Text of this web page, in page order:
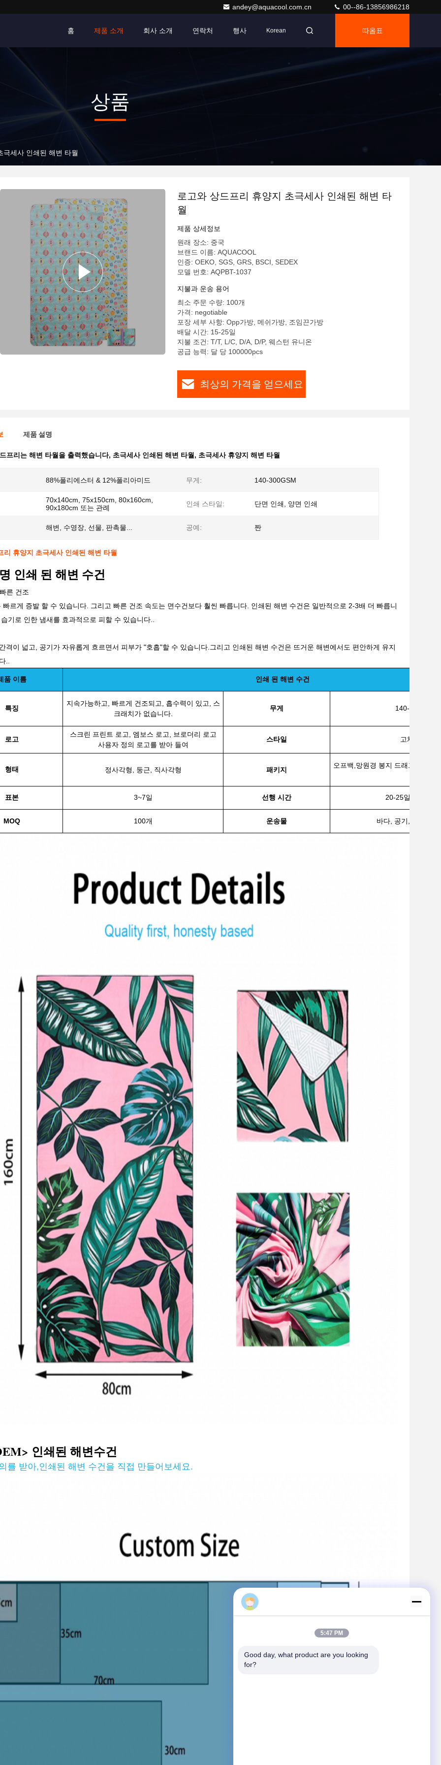
andey@aquacool.com.cn 00--86-13856986218
홈 제품 소개 회사 소개 연락처 행사 Korean 따옴표
상품
세사 인쇄된 해변 타월
로고와 상드프리 휴양지 초극세사 인쇄된 해변 타
월
제품 상세정보
원래 장소: 중국
브랜드 이름: AQUACOOL
인증: OEKO, SGS, GRS, BSCI, SEDEX
모델 번호: AQPBT-1037
지불과 운송 용어
최소 주문 수량: 100개
가격: negotiable
포장 세부 사항: Opp가방, 메쉬가방, 조임끈가방
배달 시간: 15-25일
지불 조건: T/T, L/C, D/A, D/P, 웨스턴 유니온
공급 능력: 달 당 100000pcs
최상의 가격을 얻으세요
제품 설명
프리는 해변 타월을 출력했습니다, 초극세사 인쇄된 해변 타월 , 초극세사 휴양지 해변 타월
88%폴리에스터 & 12%폴리아미드 무게: 140-300GSM
70x140cm, 75x150cm, 80x160cm,
90x180cm 또는 관례
인쇄 스타일: 단면 인쇄, 양면 인쇄
해변, 수영장, 선물, 판촉물... 공예: 짠
리 휴양지 초극세사 인쇄된 해변 타월
인쇄 된 해변 수건
른 건조
빠르게 증발 할 수 있습니다. 그리고 빠른 건조 속도는 면수건보다 훨씬 빠릅니다. 인쇄된 해변 수건은 일반적으로 2-3배 더 빠릅니
기로 인한 냄새를 효과적으로 피할 수 있습니다..
격이 넓고, 공기가 자유롭게 흐르면서 피부가 "호흡"할 수 있습니다.그리고 인쇄된 해변 수건은 뜨거운 해변에서도 편안하게 유지
..
품 이름 인쇄 된 해변 수건
특징
지속가능하고, 빠르게 건조되고, 흡수력이 있고, 스
크래치가 없습니다.
무게 140-300GSM
로고
스크린 프린트 로고, 엠보스 로고, 브로더리 로고
사용자 정의 로고를 받아 들여
스타일 고체, 인쇄
형태 정사각형, 둥근, 직사각형 패키지
오프백, 망원경 봉지 드래그 스트링
표본 3~7일 선행 시간 20-25일 (량에 따
MOQ 100개 운송물 바다, 공기, 익스프
인쇄된 해변수건
를 받아,인쇄된 해변 수건을 직접 만들어보세요.
5:47 PM
Good day, what product are you looking
for?